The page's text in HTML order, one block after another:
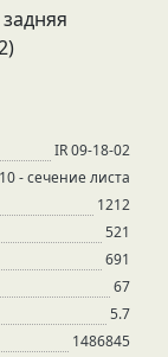
IR 09-18-02
- сечение листа
1212
521
691
67
5.7
1486845